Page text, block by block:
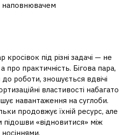
наповнювачем
кросівок під різні задачі — не
про практичність. Бігова пара,
роботи, зношується вдвічі
властивості набагато
навантаження на суглоби.
продовжує їхній ресурс, але
підошви «відновитися» між
носіннями.